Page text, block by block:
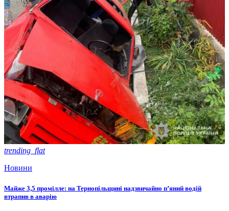
trending_flat
Новини
Майже 3,5 промілле: на Тернопільщині надзвичайно п’яний водій
втрапив в аварію